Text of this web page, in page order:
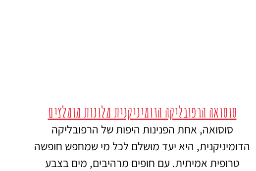
סוסואה הרפובליקה הדומיניקנית מלונות מומלצים
סוסואה, אחת הפנינות היפות של הרפובליקה
הדומיניקנית, היא יעד מושלם לכל מי שמחפש חופשה
טרופית אמיתית. עם חופים מרהיבים, מים בצבע